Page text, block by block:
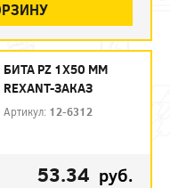
БИТА PZ 1X50 ММ
REXANT-ЗАКАЗ
Артикул: 12-6312
53.34 руб.